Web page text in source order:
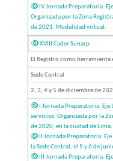
IV Jornada Preparatoria.
Organizada por la Zona
de 2021. Modalidad virtual.
XVIII Cader Sunarp
El Registro como herramienta
Sede Central
2, 3, 4 y 5 de diciembre de
I Jornada Preparatoria. Eje
servicios. Organizada por la
de 2020, en la ciudad de
II Jornada Preparatoria.
la Sede Central, el 5 y 6 de
III Jornada Preparatoria.